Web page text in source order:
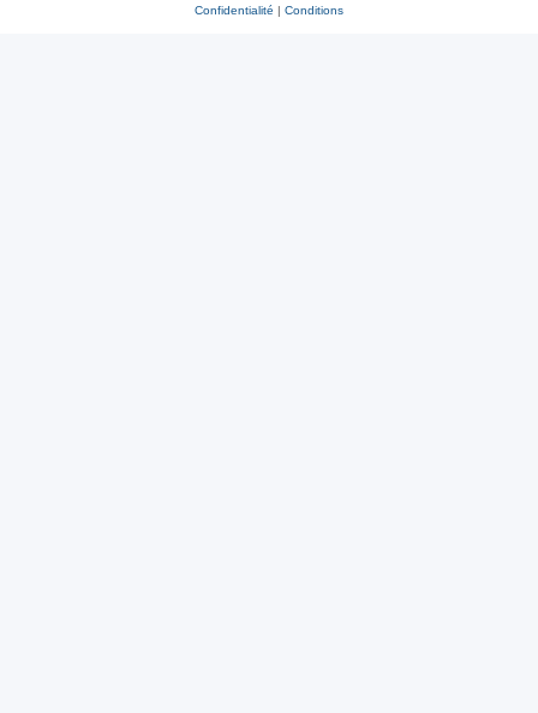
Confidentialité | Conditions